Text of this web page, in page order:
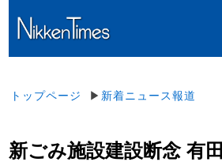
トップページ ▶ 新着ニュース報道
新ごみ施設建設断念 有